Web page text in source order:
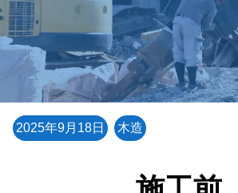
2025年9月18日 木造